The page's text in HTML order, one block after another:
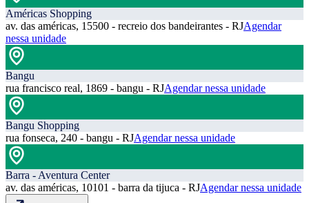
Américas Shopping
av. das américas, 15500 - recreio dos bandeirantes - RJAgendar
nessa unidade
Bangu
rua francisco real, 1869 - bangu - RJAgendar nessa unidade
Bangu Shopping
rua fonseca, 240 - bangu - RJAgendar nessa unidade
Barra - Aventura Center
av. das américas, 10101 - barra da tijuca - RJAgendar nessa unidade